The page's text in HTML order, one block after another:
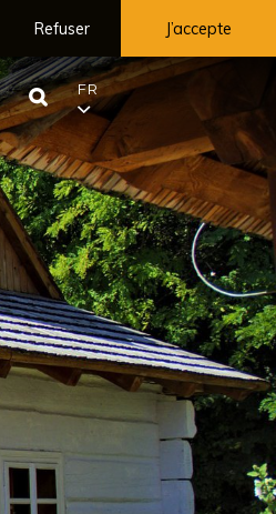
Refuser J’accepte
RECHERCHE
FR